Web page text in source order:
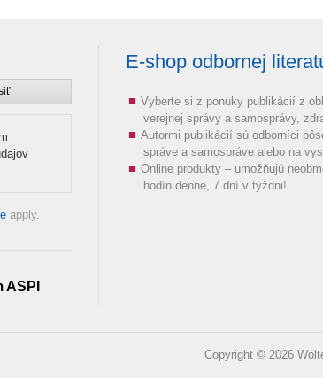
apply.
ASPI
E-shop odbornej
Vyberte si z ponuky publikácií z
verejnej správy a samosprávy,
Autormi publikácií sú odborníci
správe a samospráve alebo na
Online produkty – umožňujú
hodín denne, 7 dní v týždni!
Copyright © 2026